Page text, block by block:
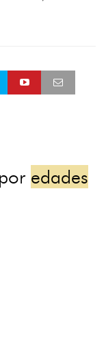
edades